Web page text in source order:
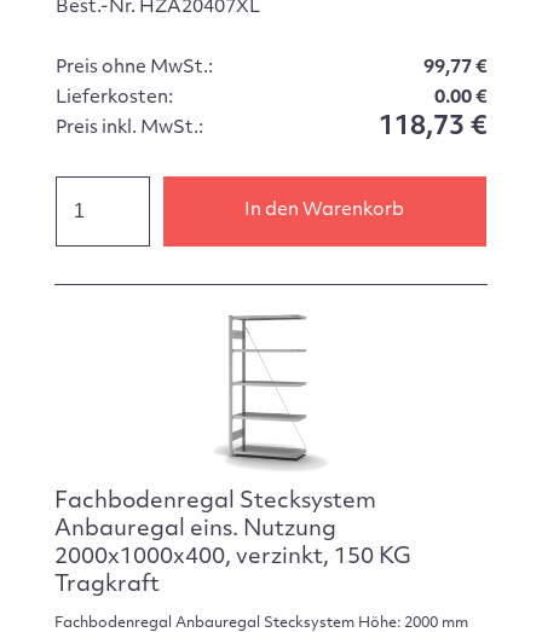
Best.-Nr. HZA20407XL
Preis ohne MwSt.:
99,77 €
Lieferkosten:
0.00 €
Preis inkl. MwSt.:
118,73 €
In den Warenkorb
Fachbodenregal Stecksystem
Anbauregal eins. Nutzung
2000x1000x400, verzinkt, 150 KG
Tragkraft
Fachbodenregal Anbauregal Stecksystem Höhe: 2000 mm